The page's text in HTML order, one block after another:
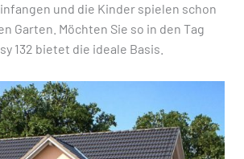
und die Kinder spielen schon
Garten. Möchten Sie so in den Tag
132 bietet die ideale Basis.